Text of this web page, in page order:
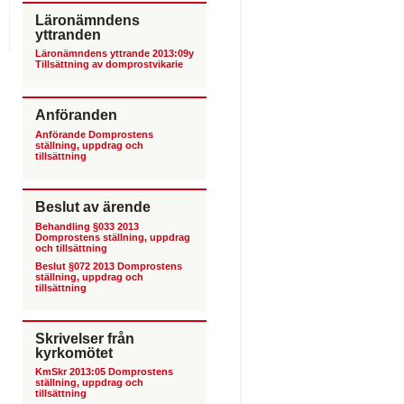
Läronämndens
yttranden
Läronämndens yttrande 2013:09y
Tillsättning av domprostvikarie
Anföranden
Anförande Domprostens
ställning, uppdrag och
tillsättning
Beslut av ärende
Behandling §033 2013
Domprostens ställning, uppdrag
och tillsättning
Beslut §072 2013 Domprostens
ställning, uppdrag och
tillsättning
Skrivelser från
kyrkomötet
KmSkr 2013:05 Domprostens
ställning, uppdrag och
tillsättning